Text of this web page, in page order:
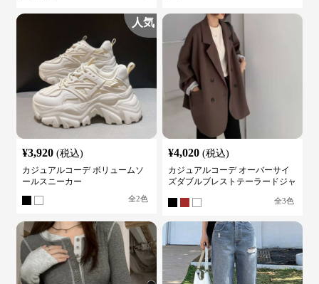
人気
¥3,920 (税込)
カジュアルコーデ ボリュームソ
ールスニーカー
全2色
¥4,020 (税込)
カジュアルコーデ オーバーサイ
ズダブルブレストテーラードジャ
全3色